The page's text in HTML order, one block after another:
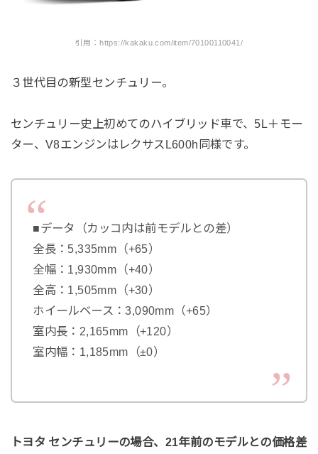
引用：https://kakaku.com/item/70100110041/
３世代目の新型センチュリー。
センチュリー史上初めてのハイブリッド車で、5L＋モー
ター、V8エンジンはレクサスL600h同様です。
■データ（カッコ内は前モデルとの差）
全長：5,335mm（+65）
全幅：1,930mm（+40）
全高：1,505mm（+30）
ホイールベース：3,090mm（+65）
室内長：2,165mm（+120）
室内幅：1,185mm（±0）
トヨタ センチュリーの場合、21年前のモデルとの価格差